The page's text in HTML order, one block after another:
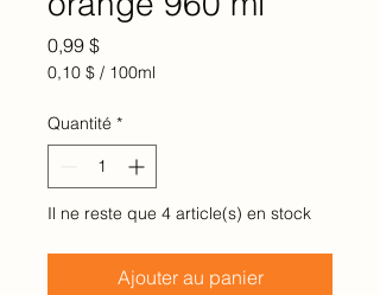
0,99 $Prix
0,10 $ / 100ml
pour
100
Millilitres
Quantité *
Il ne reste que 4 article(s) en stock
Ajouter au panier